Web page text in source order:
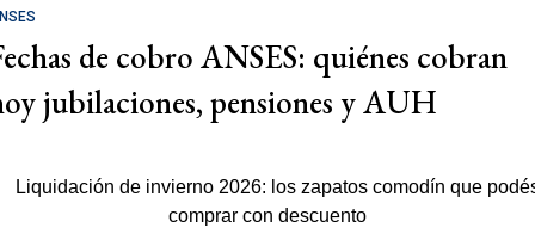
de cobro ANSES: quiénes cobran
jubilaciones, pensiones y AUH